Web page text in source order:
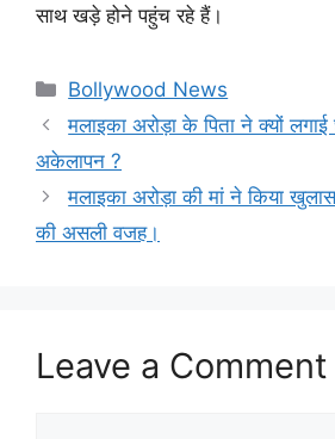
साथ खड़े होने पहुंच रहे हैं।
Categories
Bollywood News
मलाइका अरोड़ा के पिता ने क्यों लगाई
अकेलापन ?
मलाइका अरोड़ा की मां ने किया
की असली वजह।
Leave a Comment